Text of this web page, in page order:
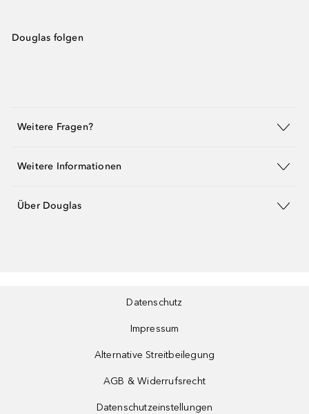
Douglas folgen
Weitere Fragen?
Weitere Informationen
Über Douglas
Datenschutz
Impressum
Alternative Streitbeilegung
AGB & Widerrufsrecht
Datenschutzeinstellungen